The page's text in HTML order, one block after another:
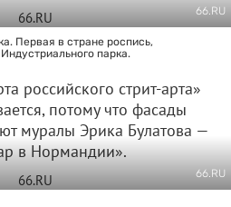
66.RU
Первая в стране роспись,
парка.
российского стрит-арта»
потому что фасады
муралы Эрика Булатова —
в Нормандии».
66.RU